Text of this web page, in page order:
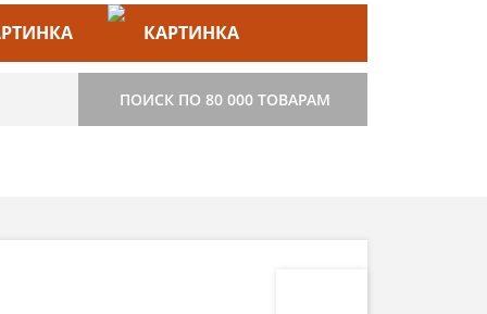
СТРОИТЕЛЬСТВО
ПОИСК ПО 80 000 ТОВАРАМ